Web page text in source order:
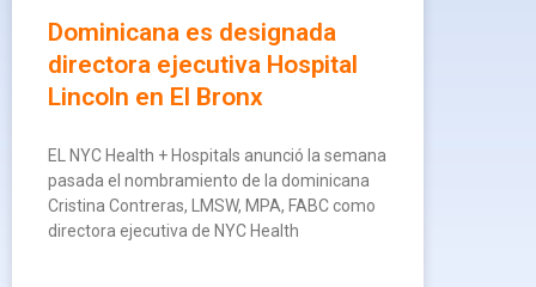
Dominicana es designada
directora ejecutiva Hospital
Lincoln en El Bronx
EL NYC Health + Hospitals anunció la semana
pasada el nombramiento de la dominicana
Cristina Contreras, LMSW, MPA, FABC como
directora ejecutiva de NYC Health